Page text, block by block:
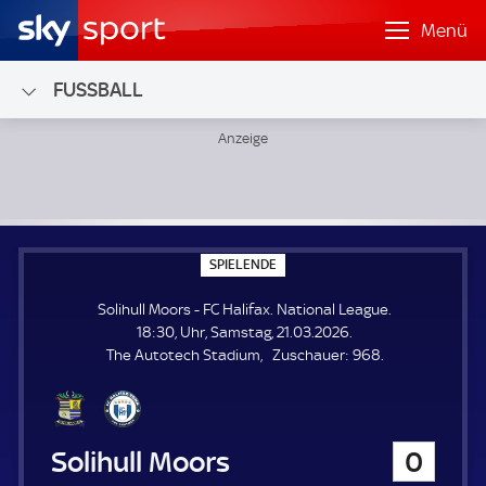
Menü
FUSSBALL
SPIELENDE
P
E
L
E
N
Solihull Moors - FC Halifax. National League.
18:30, Uhr, Samstag, 21.03.2026.
The Autotech Stadium
Zuschauer: Z
968.
Solihull Moors 0